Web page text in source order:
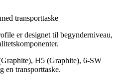
transporttaske
er designet til begynderniveau,
H5 (Graphite), 6-SW
en transporttaske.